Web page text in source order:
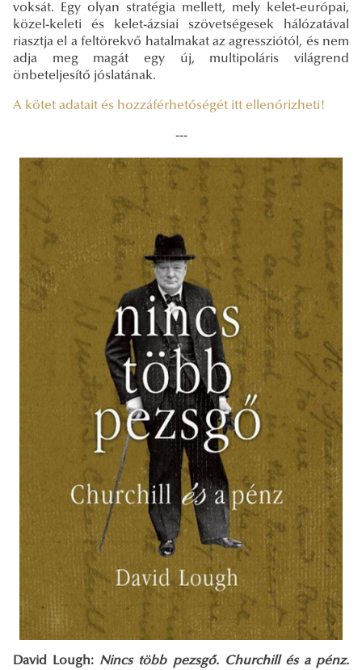
voksát. Egy olyan stratégia mellett, mely kelet-európai,
közel-keleti és kelet-ázsiai szövetségesek hálózatával
riasztja el a feltörekvő hatalmakat az agressziótól, és nem
adja meg magát egy új, multipoláris világrend
önbeteljesítő jóslatának.
A kötet adatait és hozzáférhetőségét itt ellenőrizheti!
---
David Lough: Nincs több pezsgő. Churchill és a pénz.